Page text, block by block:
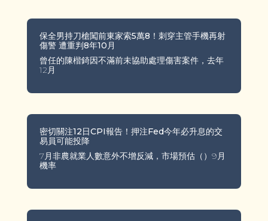
保全男持刀槍闖前東家索5萬8！刺穿主管手機再射
傷警 遭重判8年10月
曾任的陳楷錡因不滿前未協助處理傷害案件，去年
12月
密切關注12日CPI報告！押注Fed今年必升息的交
易員可能投降
7月非農就業人數意外不增反減，市場預估（）9月
機率